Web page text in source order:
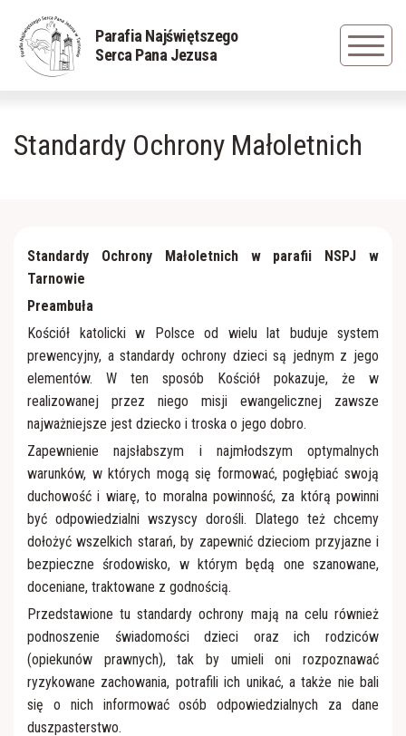
Parafia Najświętszego
Serca Pana Jezusa
Powrót
Nadzwyczajni Szafarze Komunii św.
Siostry Serafitki
Cmentarz parafialny
Straż Pożarna
Apostolat Margaretka
Nabożeństwo z modlitwą o uzdrowienie duszy i
ciała
Ratujmy małżeństwa
Kaplica szpitalna
Powrót
Zapisani w pamięci
Obraz Jezus Miłosiernego
Powrót
Caritas
Liturgiczna Służba Ołtarza
Straż Honorowa NSPJ
Odnowa w Duchu Świętym
RŚŻ "Domowy Kościół"
Róże Różańcowe
Rycerstwo Niepokalanej
Towarzystwo Przyjaciół WSD
Standardy Ochrony Małoletnich
Standardy Ochrony Małoletnich w parafii NSPJ w
Tarnowie
Preambuła
Kościół katolicki w Polsce od wielu lat buduje system
prewencyjny, a standardy ochrony dzieci są jednym z jego
elementów. W ten sposób Kościół pokazuje, że w
realizowanej przez niego misji ewangelicznej zawsze
najważniejsze jest dziecko i troska o jego dobro.
Zapewnienie najsłabszym i najmłodszym optymalnych
warunków, w których mogą się formować, pogłębiać swoją
duchowość i wiarę, to moralna powinność, za którą powinni
być odpowiedzialni wszyscy dorośli. Dlatego też chcemy
dołożyć wszelkich starań, by zapewnić dzieciom przyjazne i
bezpieczne środowisko, w którym będą one szanowane,
doceniane, traktowane z godnością.
Przedstawione tu standardy ochrony mają na celu również
podnoszenie świadomości dzieci oraz ich rodziców
(opiekunów prawnych), tak by umieli oni rozpoznawać
ryzykowane zachowania, potrafili ich unikać, a także nie bali
się o nich informować osób odpowiedzialnych za dane
duszpasterstwo.